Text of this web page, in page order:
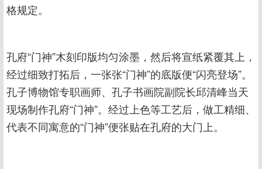
格规定。
孔府“门神”木刻印版均匀涂墨，然后将宣纸紧覆其上，
经过细致打拓后，一张张“门神”的底版便“闪亮登场”。
孔子博物馆专职画师、孔子书画院副院长邱清峰当天
现场制作孔府“门神”。经过上色等工艺后，做工精细、
代表不同寓意的“门神”便张贴在孔府的大门上。